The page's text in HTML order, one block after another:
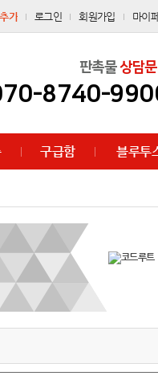
가 로그인 회원가입 마이
판촉물상담
8740-
구급함 블루투